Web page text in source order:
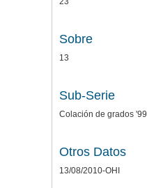
Sobre
13
Sub-Serie
Colación de grados '99
Otros Datos
13/08/2010-OHI